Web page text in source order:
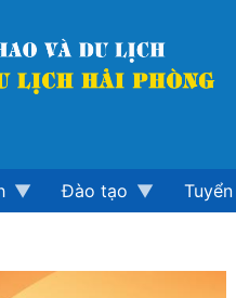
Đào tạo